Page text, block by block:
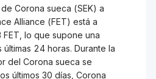
Corona sueca (SEK) a
Alliance (FET) está a
lo que supone una
24 horas. Durante la
del Corona sueca se
últimos 30 días, Corona